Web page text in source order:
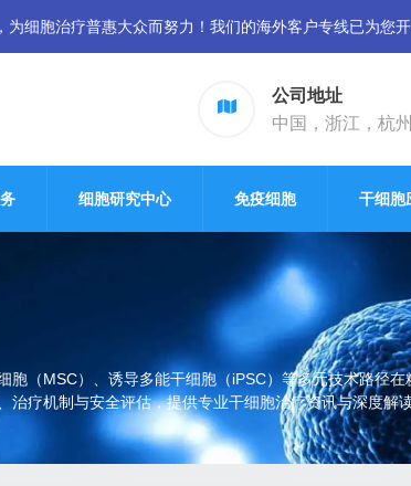
为细胞治疗普惠大众而努力！我们的海外客户专线已为您
公司地址
中国，浙江，杭州
细胞研究中心 免疫细胞 干细胞
胞（MSC）、诱导多能干细胞（iPSC）等多元技术路径
治疗机制与安全评估，提供专业干细胞治疗资讯与深度解